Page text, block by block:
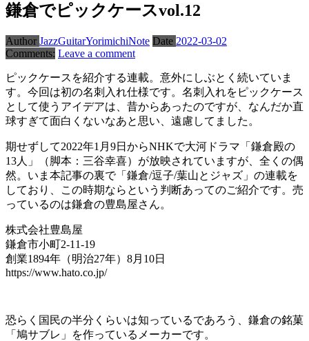
鎌倉でピックケースvol.12
Author JazzGuitarYorimichiNote Date 2022-03-02
Comments: Leave a comment
ピックケースを紹介する連載。意外にしぶとく続いていま
す。今回は初の名刺入れ仕様です。名刺入れをピックケース
として使うアイデアは、昔からあったのですが、なんだか直
球すぎて面白くないなあと思い、遠慮してました。
期せずして2022年1月9日からNHKで大河ドラマ「鎌倉殿の
13人」（脚本：三谷幸喜）が放映されていますが、全くの偶
然。いま本記事の裏で「鎌倉/逗子/葉山とジャズ」の連載を
しており、この時期ならという判断あってのご紹介です。売
っているのは鎌倉の豊島屋さん。
株式会社豊島屋
鎌倉市小町2-11-19
創業1894年（明治27年）8月10日
https://www.hato.co.jp/
恐らく国民の半分くらいは知っているであろう、鎌倉の銘菓
「鳩サブレ」を作っているメーカーです。